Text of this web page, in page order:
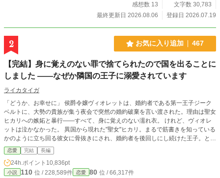
感想数 13
文字数 30,783
最終更新日 2026.08.06
登録日 2026.07.19
2 お気に入り追加 467
【完結】身に覚えのない罪で捨てられたので国を出ることに
しました ――なぜか隣国の王子に溺愛されています
ライカタイガ
「どうか、お幸せに」 侯爵令嬢ヴィオレットは、婚約者である第一王子ジーク
ベルトに、大勢の貴族が集う夜会で突然の婚約破棄を言い渡された。理由は聖女
ヒカリへの嫉妬と暴行――すべて、身に覚えのない濡れ衣。 けれど、ヴィオレ
ットは泣かなかった。 異国から現れた"聖女"ヒカリ。まるで筋書きを知っている
かのように立ち回る彼女に骨抜きにされ、婚約者を後回しにし続けた王子。とう
に冷めきった心で、ヴィオレットは静かに婚約破棄を受け入れる。 ――ずっ
と、籠の中にいた。その扉が今、開かれたのなら。飛び立たない理由が、どこに
ある。 こうして彼女は、生まれ育った国を出る決意をする。誰にも縛られな
い、自由な人生を求めて。 やがて訪れる、一匹の従魔との出会い。そして、隣
恋愛 完結 長編
24h.ポイント 10,836pt
小説 110 位 / 228,589件 恋愛 80 位 / 66,317件